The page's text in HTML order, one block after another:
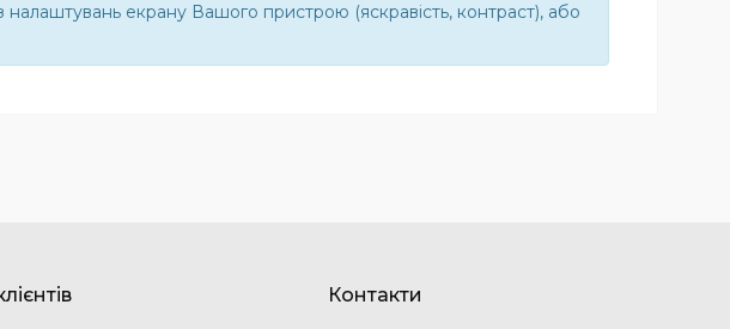
екрану Вашого пристрою (яскравість, контраст), або
Контакти